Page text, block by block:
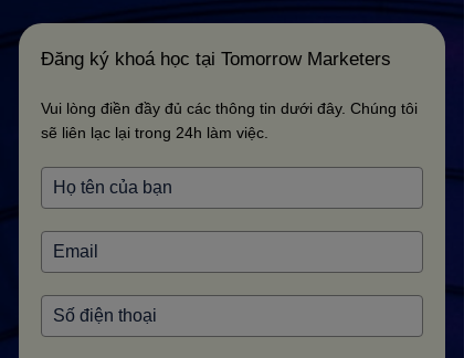
Đăng ký khoá học tại Tomorrow Marketers
Vui lòng điền đầy đủ các thông tin dưới đây. Chúng tôi
sẽ liên lạc lại trong 24h làm việc.